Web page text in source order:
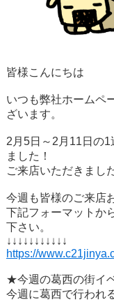
皆様こんにちは
いつも弊社ホームペ
ざいます。
2月5日～2月11日の1
ました！
ご来店いただきまし
今週も皆様のご来店
下記フォーマットか
下さい。
↓↓↓↓↓↓↓↓↓↓↓
https://
★今週の葛西の街イ
今週に葛西で行われ